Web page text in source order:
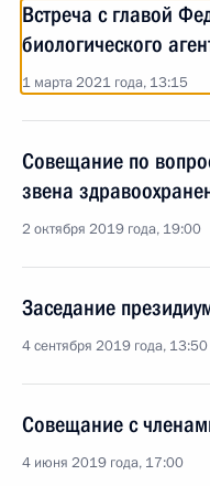
Встреча с главой
биологического
1 марта 2021 года, 13:15
Совещание по
звена
2 октября 2019 года, 19:00
Заседание
4 сентября 2019 года, 13:50
Совещание с
4 июня 2019 года, 17:00